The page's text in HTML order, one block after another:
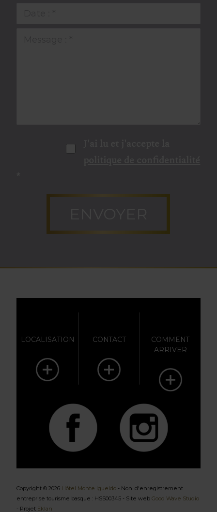
LOCALISATION CONTACT
COMMENT
ARRIVER
Copyright © 2026 Hôtel Monte Igueldo- Non. d'enregistrement
entreprise tourisme basque : HSS00345 - Site web Good Wave Studio
- Projet Eklan